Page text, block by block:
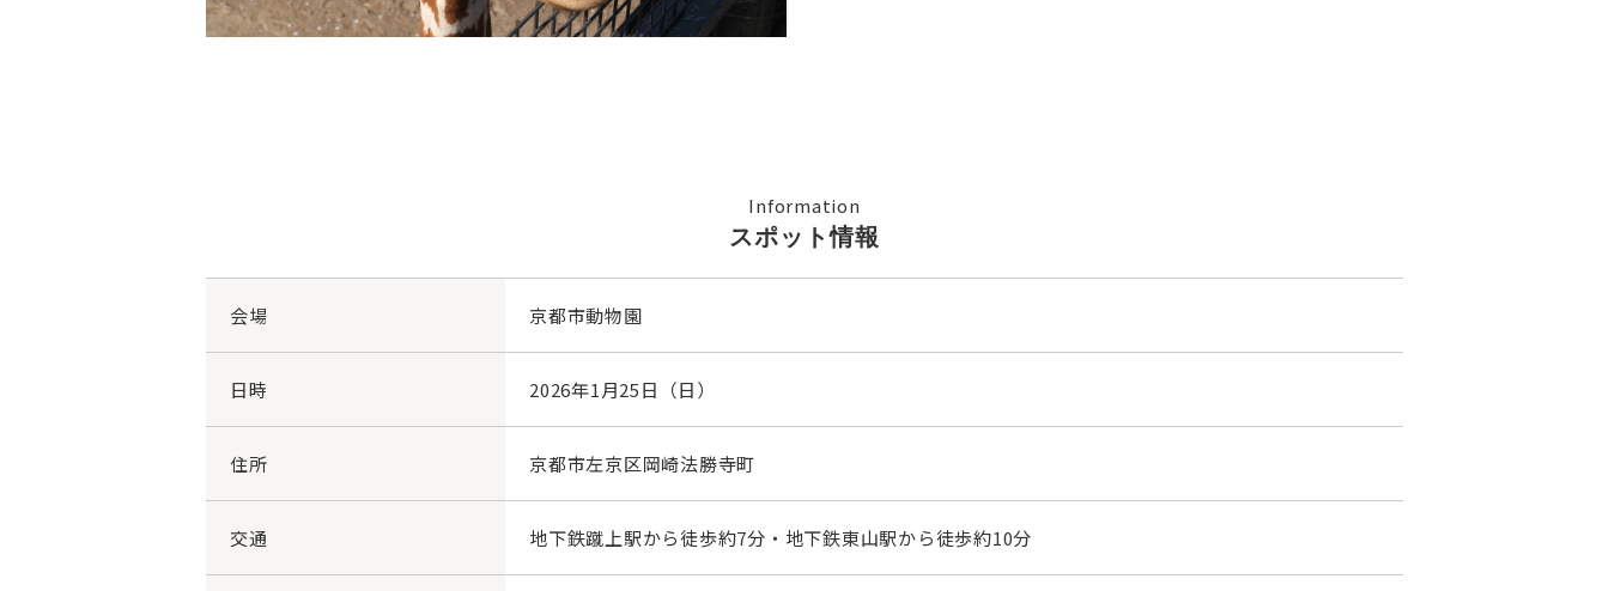
Information
スポット情報
会場 京都市動物園
日時 2026年1月25日（日）
住所 京都市左京区岡崎法勝寺町
交通 地下鉄蹴上駅から徒歩約7分・地下鉄東山駅から徒歩約10分